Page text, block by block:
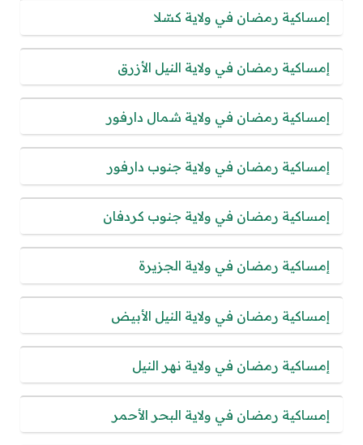
إمساكية رمضان في ولاية كسّلا
إمساكية رمضان في ولاية النيل الأزرق
إمساكية رمضان في ولاية شمال دارفور
إمساكية رمضان في ولاية جنوب دارفور
إمساكية رمضان في ولاية جنوب كردفان
إمساكية رمضان في ولاية الجزيرة
إمساكية رمضان في ولاية النيل الأبيض
إمساكية رمضان في ولاية نهر النيل
إمساكية رمضان في ولاية البحر الأحمر